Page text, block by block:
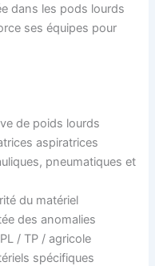
dans les pods lourds
ses équipes pour
de poids lourds
aspiratrices
pneumatiques et
du matériel
des anomalies
/ TP / agricole
spécifiques